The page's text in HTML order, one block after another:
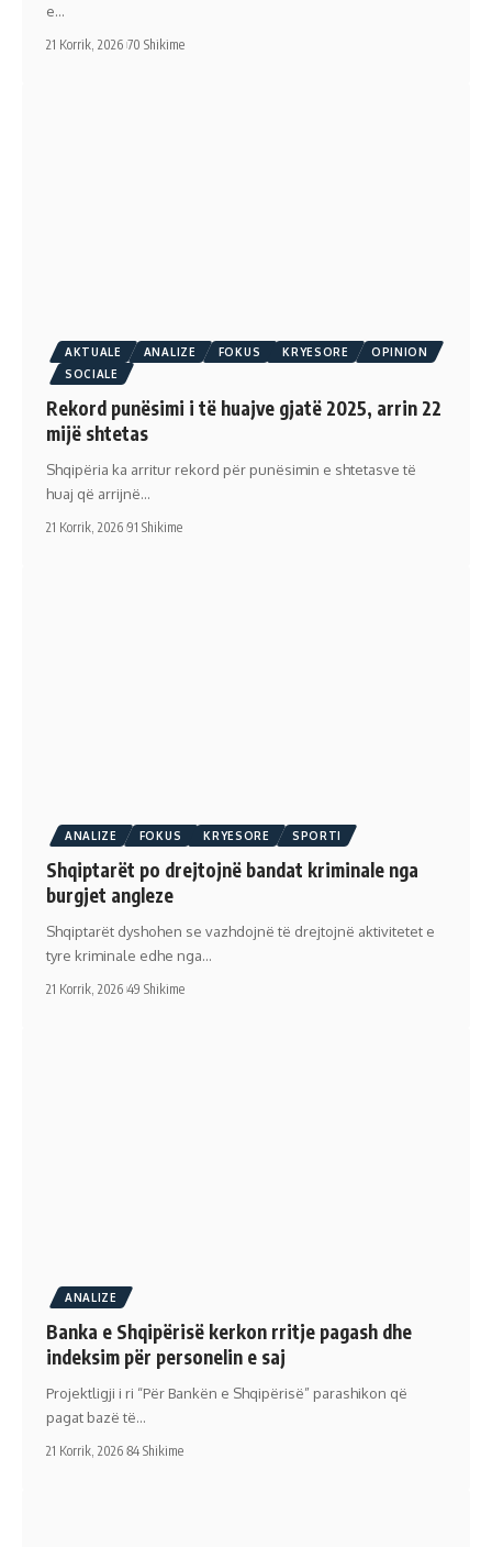
e…
21 Korrik, 2026 70 Shikime
AKTUALE ANALIZE FOKUS KRYESORE
OPINION
SOCIALE
Rekord punësimi i të huajve gjatë 2025, arrin 22
mijë shtetas
Shqipëria ka arritur rekord për punësimin e shtetasve të
huaj që arrijnë…
21 Korrik, 2026 91 Shikime
ANALIZE FOKUS KRYESORE SPORTI
Shqiptarët po drejtojnë bandat kriminale nga
burgjet angleze
Shqiptarët dyshohen se vazhdojnë të drejtojnë aktivitetet e
tyre kriminale edhe nga…
21 Korrik, 2026 49 Shikime
ANALIZE
Banka e Shqipërisë kerkon rritje pagash dhe
indeksim për personelin e saj
Projektligji i ri “Për Bankën e Shqipërisë” parashikon që
pagat bazë të…
21 Korrik, 2026 84 Shikime